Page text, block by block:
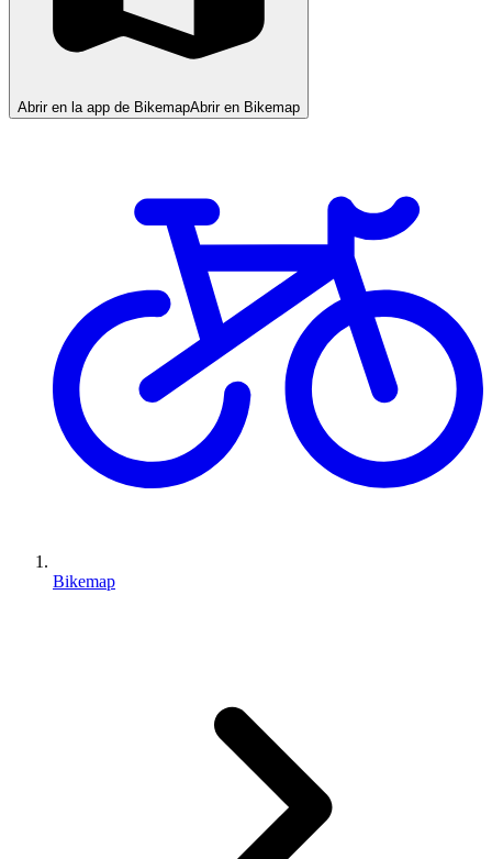
Abrir en la app de BikemapAbrir en Bikemap
Bikemap